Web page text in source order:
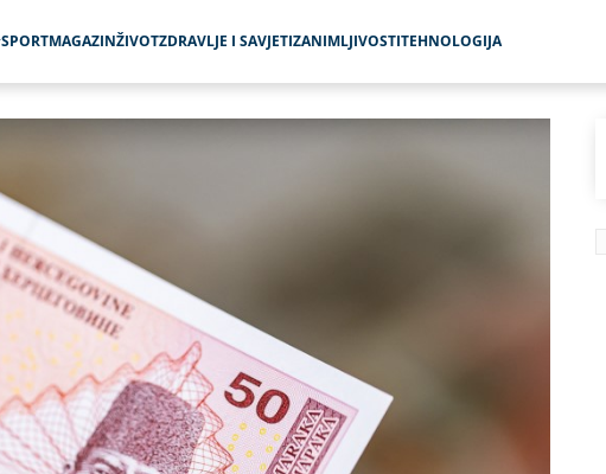
SPORTMAGAZINŽIVOTZDRAVLJE I SAVJETIZANIMLJIVOSTITEHNOLOGIJA